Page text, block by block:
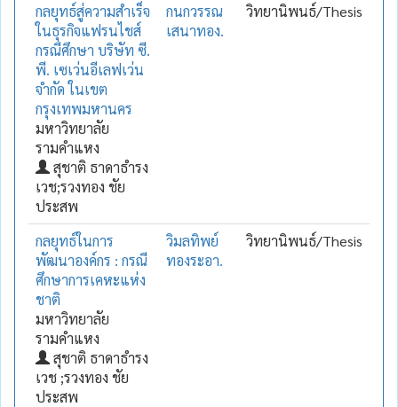
กลยุทธ์สู่ความสำเร็จ
ในธุรกิจแฟรนไชส์
กรณีศึกษา บริษัท ซี.
พี. เซเว่นอีเลฟเว่น
จำกัด ในเขต
กรุงเทพมหานคร
มหาวิทยาลัย
รามคำแหง
สุชาติ ธาดาธำรง
เวช;รวงทอง ชัย
ประสพ
กนกวรรณ
เสนาทอง.
วิทยานิพนธ์/Thesis
กลยุทธ์ในการ
พัฒนาองค์กร : กรณี
ศึกษาการเคหะแห่ง
ชาติ
มหาวิทยาลัย
รามคำแหง
สุชาติ ธาดาธำรง
เวช ;รวงทอง ชัย
ประสพ
วิมลทิพย์
ทองระอา.
วิทยานิพนธ์/Thesis